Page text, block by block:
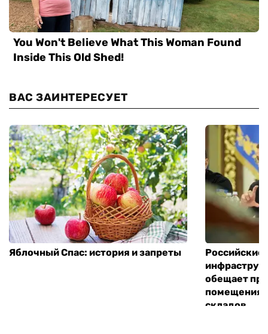
ВАС ЗАИНТЕРЕСУЕТ
Яблочный Спас: история и запреты
Российские
обещает
помещения
складов